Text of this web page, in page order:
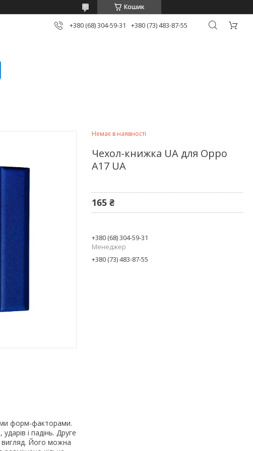
Кошик
+380 (68) 304-59-31 +380 (73) 483-87-55
форм-факторами.
і падінь. Друге
вигляд. Його можна
Немає в наявності
Чехол-книжка UA для Oppo
A17 UA
165 ₴
+380 (68) 304-59-31
Менеджер
+380 (73) 483-87-55